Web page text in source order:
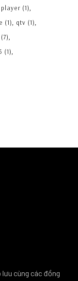
(1)
(1) qtv (1)
(7)
(1)
cùng các đồng